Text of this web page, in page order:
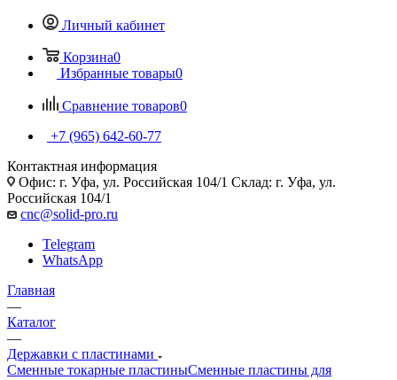
Личный кабинет
Корзина0
Избранные товары0
Сравнение товаров0
+7 (965) 642-60-77
Контактная информация
Офис: г. Уфа, ул. Российская 104/1 Склад: г. Уфа, ул.
Российская 104/1
cnc@solid-pro.ru
Telegram
WhatsApp
Главная
—
Каталог
—
Державки с пластинами
Сменные токарные пластиныСменные пластины для